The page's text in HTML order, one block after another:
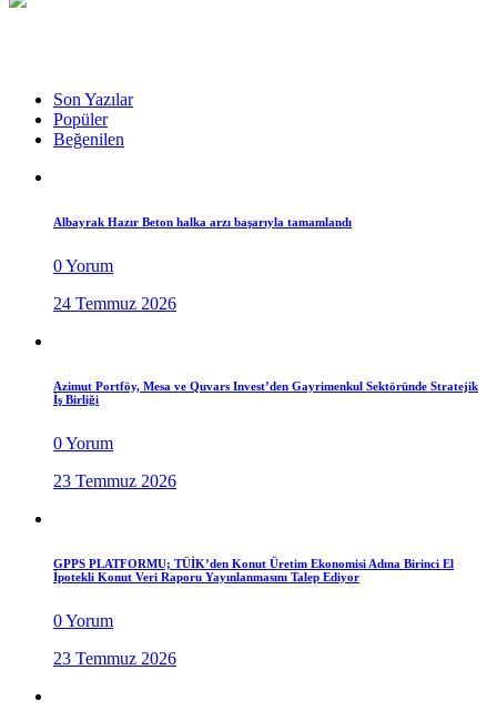
Son Yazılar
Popüler
Beğenilen
Albayrak Hazır Beton halka arzı başarıyla tamamlandı
0 Yorum
24 Temmuz 2026
Azimut Portföy, Mesa ve Quvars Invest’den Gayrimenkul Sektöründe Stratejik
İş Birliği
0 Yorum
23 Temmuz 2026
GPPS PLATFORMU; TÜİK’den Konut Üretim Ekonomisi Adına Birinci El
İpotekli Konut Veri Raporu Yayınlanmasını Talep Ediyor
0 Yorum
23 Temmuz 2026